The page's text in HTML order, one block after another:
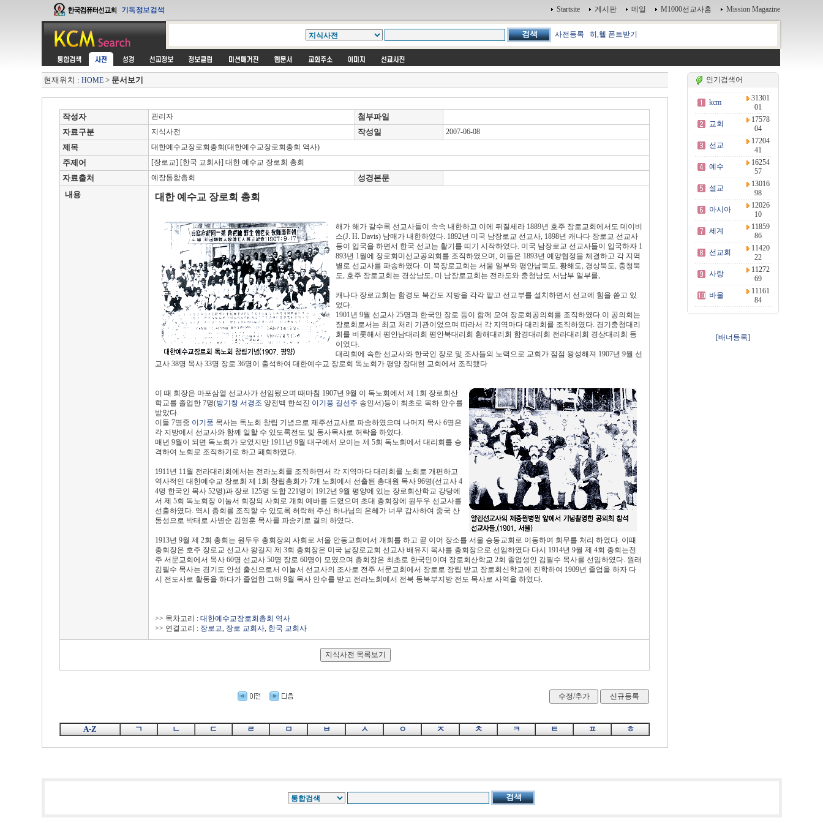
Startsite 게시판 메일 M1000선교사홈 Mission Magazine
사전등록 히,헬 폰트받기
현재위치 : HOME> 문서보기
작성자 관리자
첨부파일
자료구분
지식사전 작성일 2007-06-08
제목 대한예수교장로회총회(대한예수교장로회총회 역사)
주제어 [장로교] [한국 교회사] 대한 예수교 장로회 총회
자료출처 예장통합총회
성경본문
내용
대한 예수교 장로회 총회
해가 해가 갈수록 선교사들이 속속 내한하고 이에 뒤질세라 1889년 호주 장로교회에서도 데이비
스(J. H. Davis) 남매가 내한하였다. 1892년 미국 남장로교 선교사, 1898년 캐나다 장로교 선교사
등이 입국을 하면서 한국 선교는 활기를 띠기 시작하였다. 미국 남장로교 선교사들이 입국하자 1
893년 1월에 장로회미선교공의회를 조직하였으며, 이들은 1893년 예양협정을 체결하고 각 지역
별로 선교사를 파송하였다. 미 북장로교회는 서울 일부와 평안남북도, 황해도, 경상북도, 충청북
도, 호주 장로교회는 경상남도, 미 남장로교회는 전라도와 충청남도 서남부 일부를,
캐나다 장로교회는 함경도 북간도 지방을 각각 맡고 선교부를 설치하면서 선교에 힘을 쏟고 있
었다.
1901년 9월 선교사 25명과 한국인 장로 등이 함께 모여 장로회공의회를 조직하였다.이 공의회는
장로회로서는 최고 처리 기관이었으며 따라서 각 지역마다 대리회를 조직하였다. 경기충청대리
회를 비롯해서 평안남대리회 평안북대리회 황해대리회 함경대리회 전라대리회 경상대리회 등
이었다.
대리회에 속한 선교사와 한국인 장로 및 조사들의 노력으로 교회가 점점 왕성해져 1907년 9월 선
교사 38명 목사 33명 장로 36명이 출석하여 대한예수교 장로회 독노회가 평양 장대현 교회에서 조직됐다
이 때 회장은 마포삼열 선교사가 선임됐으며 때마침 1907년 9월 이 독노회에서 제 1회 장로회산
학교를 졸업한 7명(방기창 서경조 양전백 한석진 이기풍 길선주 송인서)등이 최초로 목하 안수를
받았다.
이들 7명중 이기풍 목사는 독노회 창립 기념으로 제주선교사로 파송하였으며 나머지 목사 6명은
각 지방에서 선교사와 함께 일할 수 있도록전도 및 동사목사로 허락을 하였다.
매년 9월이 되면 독노회가 모였지만 1911년 9월 대구에서 모이는 제 5회 독노회에서 대리회를 승
격하여 노회로 조직하기로 하고 폐회하였다.
1911년 11월 전라대리회에서는 전라노회를 조직하면서 각 지역마다 대리회를 노회로 개편하고
역사적인 대한예수교 장로회 제 1회 창립총회가 7개 노회에서 선출된 총대원 목사 96명(선교사 4
4명 한국인 목사 52명)과 장로 125명 도합 221명이 1912년 9월 평양에 있는 장로회산학교 강당에
서 제 5회 독노회장 이눌서 회장의 사회로 개회 예바를 드렸으며 초대 총회장에 원두우 선교사를
선출하였다. 역시 총회를 조직할 수 있도록 허락해 주신 하나님의 은혜가 너무 감사하여 중국 산
동성으로 박태로 사병순 김영훈 목사를 파송키로 결의 하였다.
1913년 9월 제 2회 총회는 원두우 총회장의 사회로 서울 안동교회에서 개회를 하고 곧 이어 장소를 서울 승동교회로 이동하여 회무를 처리 하였다. 이때
총회장은 호주 장로교 선교사 왕길지 제 3회 총회장은 미국 남장로교회 선교사 배유지 목사를 총회장으로 선임하였다 다시 1914년 9월 제 4회 총회는전
주 서문교회에서 목사 60명 선교사 50명 장로 60명이 모였으며 총회장은 최초로 한국인이며 장로회산학교 2회 졸업생인 김필수 목사를 선임하였다. 원래
김필수 목사는 경기도 안성 출신으로서 이눌서 선교사의 조사로 전주 서문교회에서 장로로 장립 받고 장로회신학교에 진학하여 1909년 졸업을 하자 다
시 전도사로 활동을 하다가 졸업한 그해 9월 목사 안수를 받고 전라노회에서 전북 동북부지방 전도 목사로 사역을 하였다.
>> 목차고리 : 대한예수교장로회총회 역사
>> 연결고리 : 장로교, 장로 교회사, 한국 교회사
A-Z ㄱ ㄴ ㄷ ㄹ ㅁ ㅂ ㅅ ㅇ ㅈ ㅊ ㅋ ㅌ ㅍ ㅎ
인기검색어
kcm
31301
01
교회
17578
04
선교
17204
41
예수
16254
57
설교
13016
98
아시아
12026
10
세계
11859
86
선교회
11420
22
사랑
11272
69
바울
11161
84
[배너등록]